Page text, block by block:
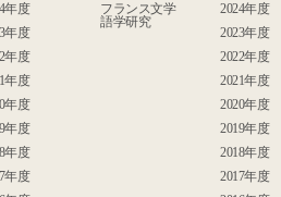
年度
年度
年度
年度
年度
年度
年度
年度
フランス文学
語学研究
2024年度
2023年度
2022年度
2021年度
2020年度
2019年度
2018年度
2017年度